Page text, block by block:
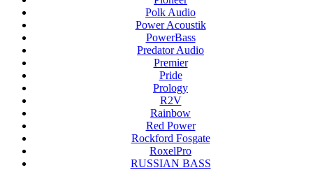
Polk Audio
Power Acoustik
PowerBass
Predator Audio
Premier
Pride
Prology
R2V
Rainbow
Red Power
Rockford Fosgate
RoxelPro
RUSSIAN BASS